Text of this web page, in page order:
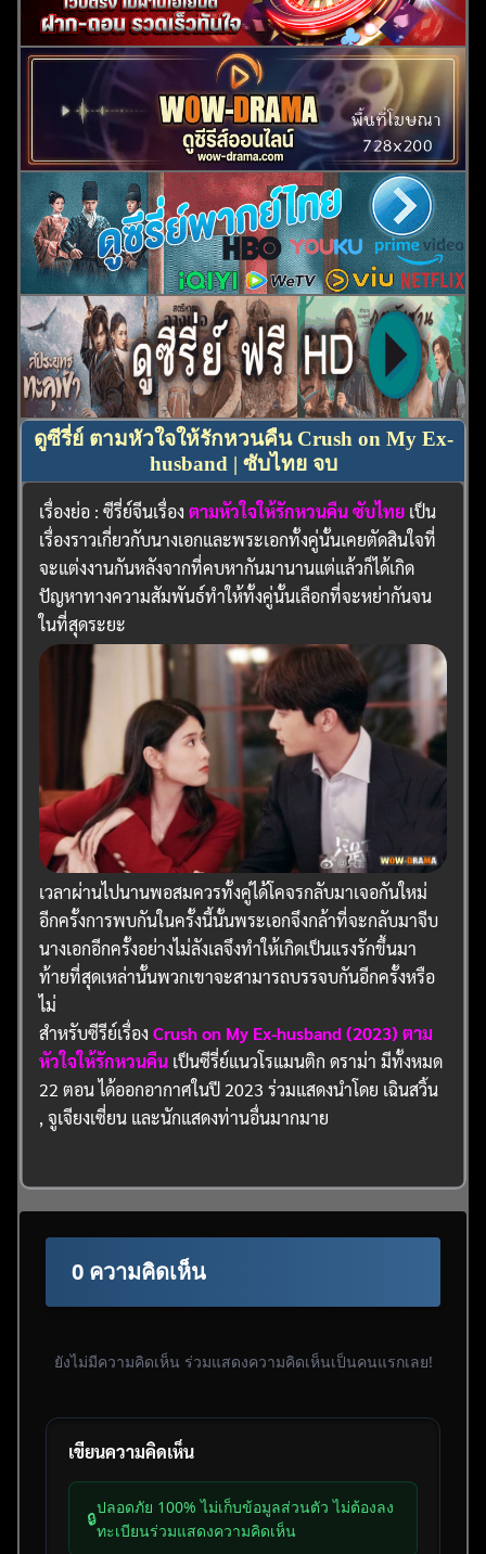
ดูซีรี่ย์ ตามหัวใจให้รักหวนคืน Crush on My Ex-
husband | ซับไทย จบ
เรื่องย่อ : ซีรี่ย์จีนเรื่องตามหัวใจให้รักหวนคืน ซับไทย เป็น
เรื่องราวเกี่ยวกับนางเอกและพระเอกทั้งคู่นั้นเคยตัดสินใจที่
จะแต่งงานกันหลังจากที่คบหากันมานานแต่แล้วก็ได้เกิด
ปัญหาทางความสัมพันธ์ทำให้ทั้งคู่นั้นเลือกที่จะหย่ากันจน
ในที่สุดระยะ
เวลาผ่านไปนานพอสมควรทั้งคู่ได้โคจรกลับมาเจอกันใหม่
อีกครั้งการพบกันในครั้งนี้นั้นพระเอกจึงกล้าที่จะกลับมาจีบ
นางเอกอีกครั้งอย่างไม่ลังเลจึงทำให้เกิดเป็นแรงรักขึ้นมา
ท้ายที่สุดเหล่านั้นพวกเขาจะสามารถบรรจบกันอีกครั้งหรือ
ไม่
สำหรับซีรีย์เรื่องCrush on My Ex-husband (2023) ตาม
หัวใจให้รักหวนคืน เป็นซีรี่ย์แนวโรแมนติก ดราม่า มีทั้งหมด
22 ตอน ได้ออกอากาศในปี 2023 ร่วมแสดงนำโดย เฉินสวิ้น
, จูเจียงเซี่ยน และนักแสดงท่านอื่นมากมาย
0 ความคิดเห็น
ยังไม่มีความคิดเห็น ร่วมแสดงความคิดเห็นเป็นคนแรกเลย!
เขียนความคิดเห็น
🔒
ปลอดภัย 100% ไม่เก็บข้อมูลส่วนตัว ไม่ต้องลง
ทะเบียนร่วมแสดงความคิดเห็น